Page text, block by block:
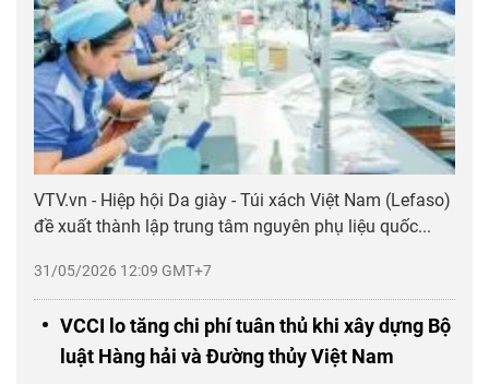
31/05/2026 12:09 GMT+7
VTV.vn - Hiệp hội Da giày - Túi xách Việt Nam (Lefaso)
đề xuất thành lập trung tâm nguyên phụ liệu quốc...
VCCI lo tăng chi phí tuân thủ khi xây dựng Bộ
luật Hàng hải và Đường thủy Việt Nam